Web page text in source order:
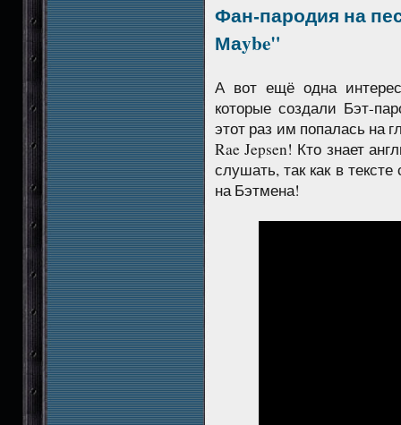
Фан-пародия на
Маybe"
А вот ещё одна
которые создали Бэт-
этот раз им попалась на
Rae Jepsen! Кто знает
слушать, так как в
на Бэтмена!